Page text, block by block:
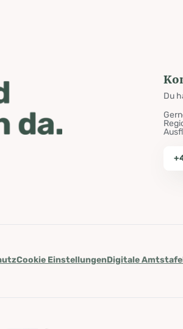
Du
Cookie EinstellungenDigitale